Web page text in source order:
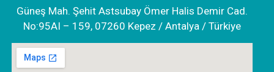
Güneş Mah. Şehit Astsubay Ömer Halis Demir Cad.
No:95AI – 159, 07260 Kepez / Antalya / Türkiye